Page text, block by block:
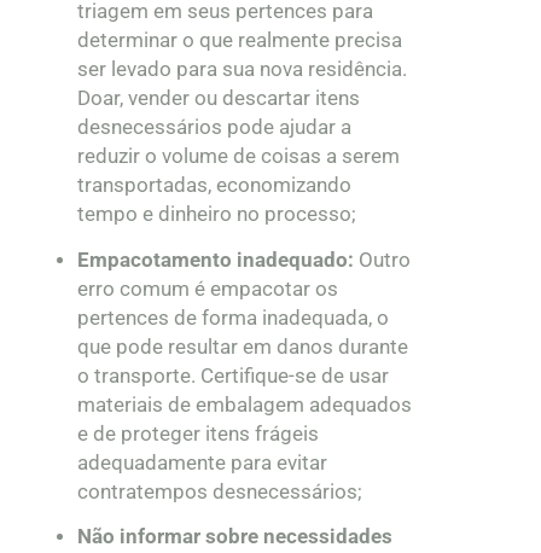
triagem em seus pertences para
determinar o que realmente precisa
ser levado para sua nova residência.
Doar, vender ou descartar itens
desnecessários pode ajudar a
reduzir o volume de coisas a serem
transportadas, economizando
tempo e dinheiro no processo;
Empacotamento inadequado: Outro
erro comum é empacotar os
pertences de forma inadequada, o
que pode resultar em danos durante
o transporte. Certifique-se de usar
materiais de embalagem adequados
e de proteger itens frágeis
adequadamente para evitar
contratempos desnecessários;
Não informar sobre necessidades